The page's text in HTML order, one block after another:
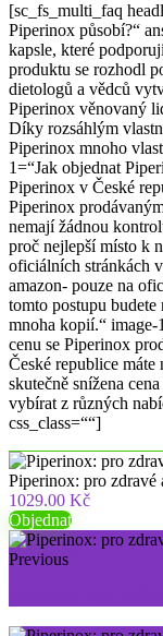
[sc_fs_multi_faq
Piperinox působí?“
kapsle, které
produktu se rozhodl
dietologů a vědců
Piperinox věnovaný
Díky rozsáhlým
Piperinox mnoho
1=“Jak objednat
Piperinox v České
Piperinox
nemají žádnou
proč nejlepší místo k
oficiálních stránkách
amazon- pouze na
tomto postupu
mnoha kopií.“ image-
cenu se Piperinox
České republice
skutečně snížena
vybírat z různých
css_class=““]
Piperinox: pro
1029.00 Kč
Objednat
Previous